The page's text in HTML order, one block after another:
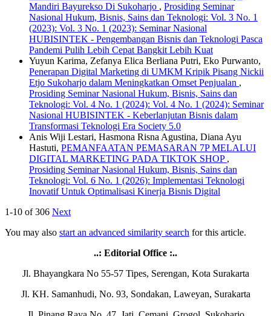
Mandiri Bayurekso Di Sukoharjo , Prosiding Seminar
Nasional Hukum, Bisnis, Sains dan Teknologi: Vol. 3 No. 1
(2023): Vol. 3 No. 1 (2023): Seminar Nasional
HUBISINTEK - Pengembangan Bisnis dan Teknologi Pasca
Pandemi Pulih Lebih Cepat Bangkit Lebih Kuat
Yuyun Karima, Zefanya Elica Berliana Putri, Eko Purwanto,
Penerapan Digital Marketing di UMKM Kripik Pisang Nickii
Etjo Sukoharjo dalam Meningkatkan Omset Penjualan ,
Prosiding Seminar Nasional Hukum, Bisnis, Sains dan
Teknologi: Vol. 4 No. 1 (2024): Vol. 4 No. 1 (2024): Seminar
Nasional HUBISINTEK - Keberlanjutan Bisnis dalam
Transformasi Teknologi Era Society 5.0
Anis Wiji Lestari, Hasmona Risna Agustina, Diana Ayu
Hastuti, PEMANFAATAN PEMASARAN 7P MELALUI
DIGITAL MARKETING PADA TIKTOK SHOP ,
Prosiding Seminar Nasional Hukum, Bisnis, Sains dan
Teknologi: Vol. 6 No. 1 (2026): Implementasi Teknologi
Inovatif Untuk Optimalisasi Kinerja Bisnis Digital
1-10 of 306 Next
You may also start an advanced similarity search for this article.
..: Editorial Office :..
Jl. Bhayangkara No 55-57 Tipes, Serengan, Kota Surakarta
Jl. KH. Samanhudi, No. 93, Sondakan, Laweyan, Surakarta